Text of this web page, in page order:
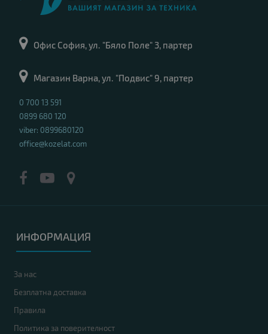
Офис София, ул. "Бяло Поле" 3, партер
Магазин Варна, ул. "Подвис" 9, партер
0 700 13 591
0899 680 120
viber: 0899680120
office@kozelat.com
ИНФОРМАЦИЯ
За нас
Безплатна доставка
Правила
Политика за поверителност